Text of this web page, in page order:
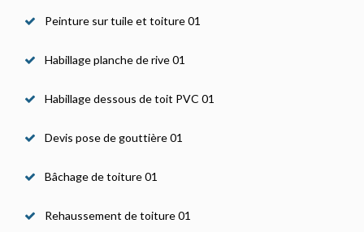
Peinture sur tuile et toiture 01
Habillage planche de rive 01
Habillage dessous de toit PVC 01
Devis pose de gouttière 01
Bâchage de toiture 01
Rehaussement de toiture 01